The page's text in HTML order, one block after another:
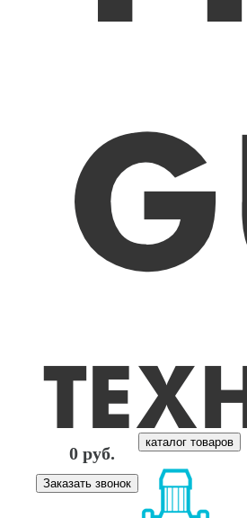
0 руб.
Заказать звонок
каталог товаров